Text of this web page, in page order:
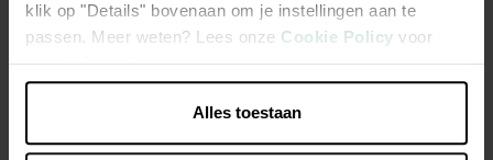
klik op "Details" bovenaan om je instellingen aan te
passen. Meer weten? Lees onze Cookie Policy voor
meer informatie.
Alles toestaan
Zo krijg je een optimale zuurtegraad en gezond water om
in te zwemmen